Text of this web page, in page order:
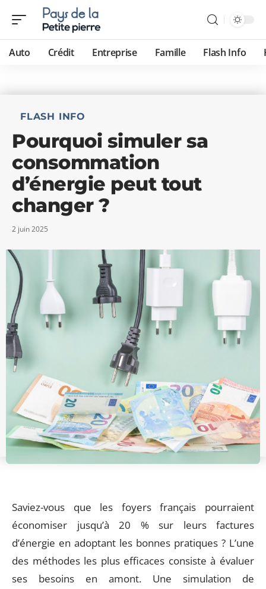
Auto Crédit Entreprise Famille Flash Info
FLASH INFO
Pourquoi simuler sa
consommation
d’énergie peut tout
changer ?
2 juin 2025
Saviez-vous que les foyers français pourraient
économiser jusqu’à 20 % sur leurs factures
d’énergie en adoptant les bonnes pratiques ? L’une
des méthodes les plus efficaces consiste à évaluer
ses besoins en amont. Une simulation de